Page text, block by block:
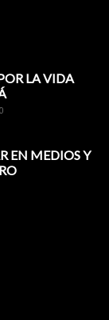
LA VIDA
EN MEDIOS Y